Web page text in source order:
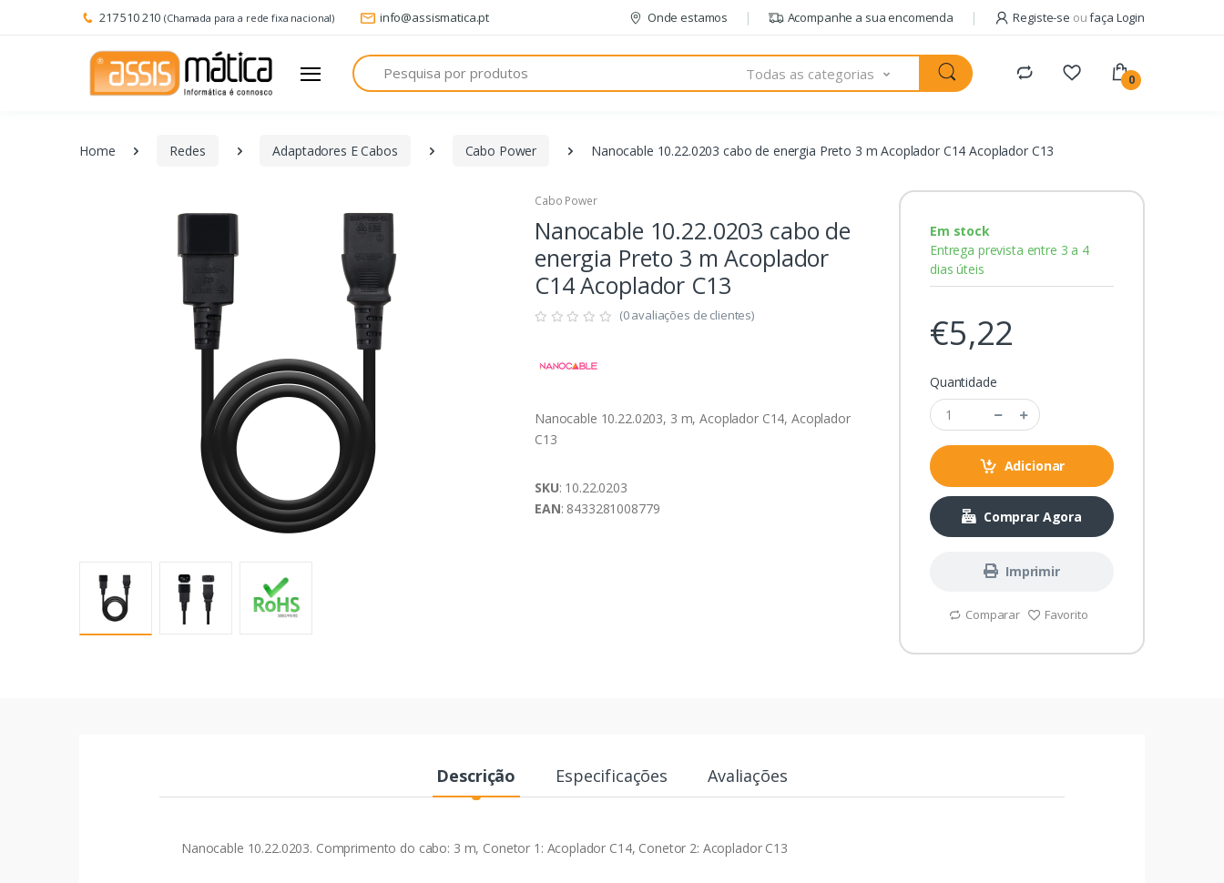
217 510 210 (Chamada para a rede fixa nacional) info@assismatica.pt Onde estamos Acompanhe a sua encomenda Registe-se oufaça Login
Pesquisa
Todas as categorias 0
Home Redes Adaptadores E Cabos Cabo Power Nanocable 10.22.0203 cabo de energia Preto 3 m Acoplador C14 Acoplador C13
Cabo Power
Nanocable 10.22.0203 cabo de
energia Preto 3 m Acoplador
C14 Acoplador C13
(0 avaliações de clientes)
Nanocable 10.22.0203, 3 m, Acoplador C14, Acoplador
C13
SKU: 10.22.0203
EAN: 8433281008779
Em stock
Entrega prevista entre 3 a 4
dias úteis
€5,22
Quantidade
Adicionar
Comprar Agora
Imprimir
Comparar Favorito
Descrição Especificações Avaliações
Nanocable 10.22.0203. Comprimento do cabo: 3 m, Conetor 1: Acoplador C14, Conetor 2: Acoplador C13